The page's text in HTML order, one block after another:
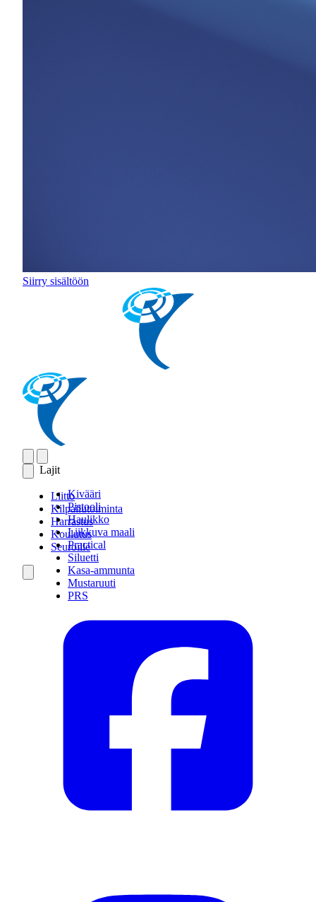
Siirry sisältöön
Lajit
Kivääri
Pistooli
Haulikko
Liikkuva maali
Practical
Siluetti
Kasa-ammunta
Mustaruuti
PRS
Liitto
Kilpailutoiminta
Harrastus
Koulutus
Seuroille